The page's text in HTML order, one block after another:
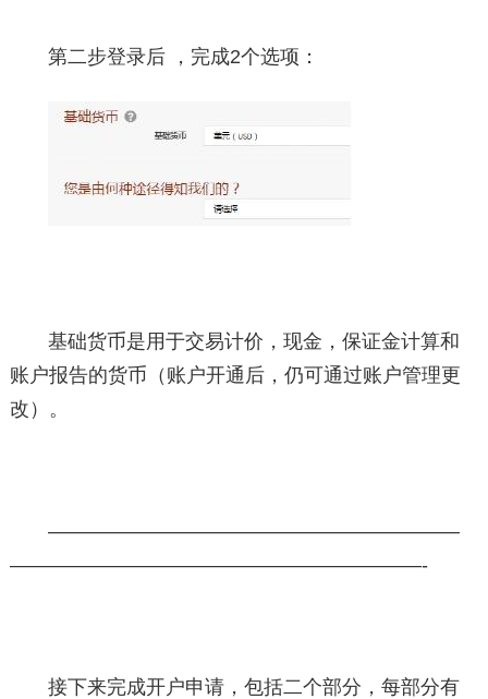
第二步登录后 ，完成2个选项：
基础货币是用于交易计价，现金，保证金计算和
账户报告的货币（账户开通后，仍可通过账户管理更
改）。
—————————————————————
—————————————————————-
接下来完成开户申请，包括二个部分，每部分有